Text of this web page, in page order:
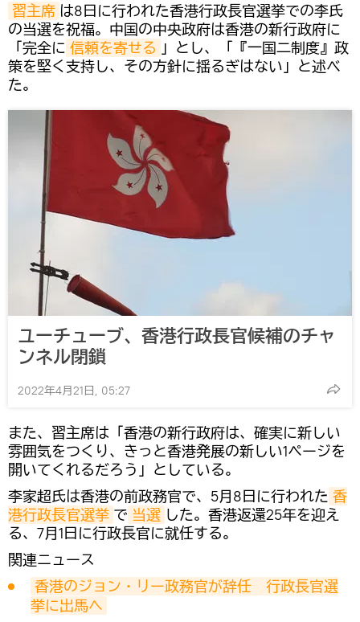
習主席 は8日に行われた香港行政長官選挙での李氏
の当選を祝福。中国の中央政府は香港の新行政府に
「完全に 信頼を寄せる 」とし、「『一国二制度』政
策を堅く支持し、その方針に揺るぎはない」と述べ
た。
ユーチューブ、香港行政長官候補のチャ
ンネル閉鎖
2022年4月21日, 05:27
また、習主席は「香港の新行政府は、確実に新しい
雰囲気をつくり、きっと香港発展の新しい1ページを
開いてくれるだろう」としている。
李家超氏は香港の前政務官で、5月8日に行われた 香
港行政長官選挙 で 当選 した。香港返還25年を迎え
る、7月1日に行政長官に就任する。
関連ニュース
香港のジョン・リー政務官が辞任　行政長官選
挙に出馬へ